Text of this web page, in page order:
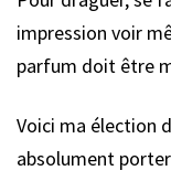
impression voir
parfum doit être
Voici ma élection
absolument